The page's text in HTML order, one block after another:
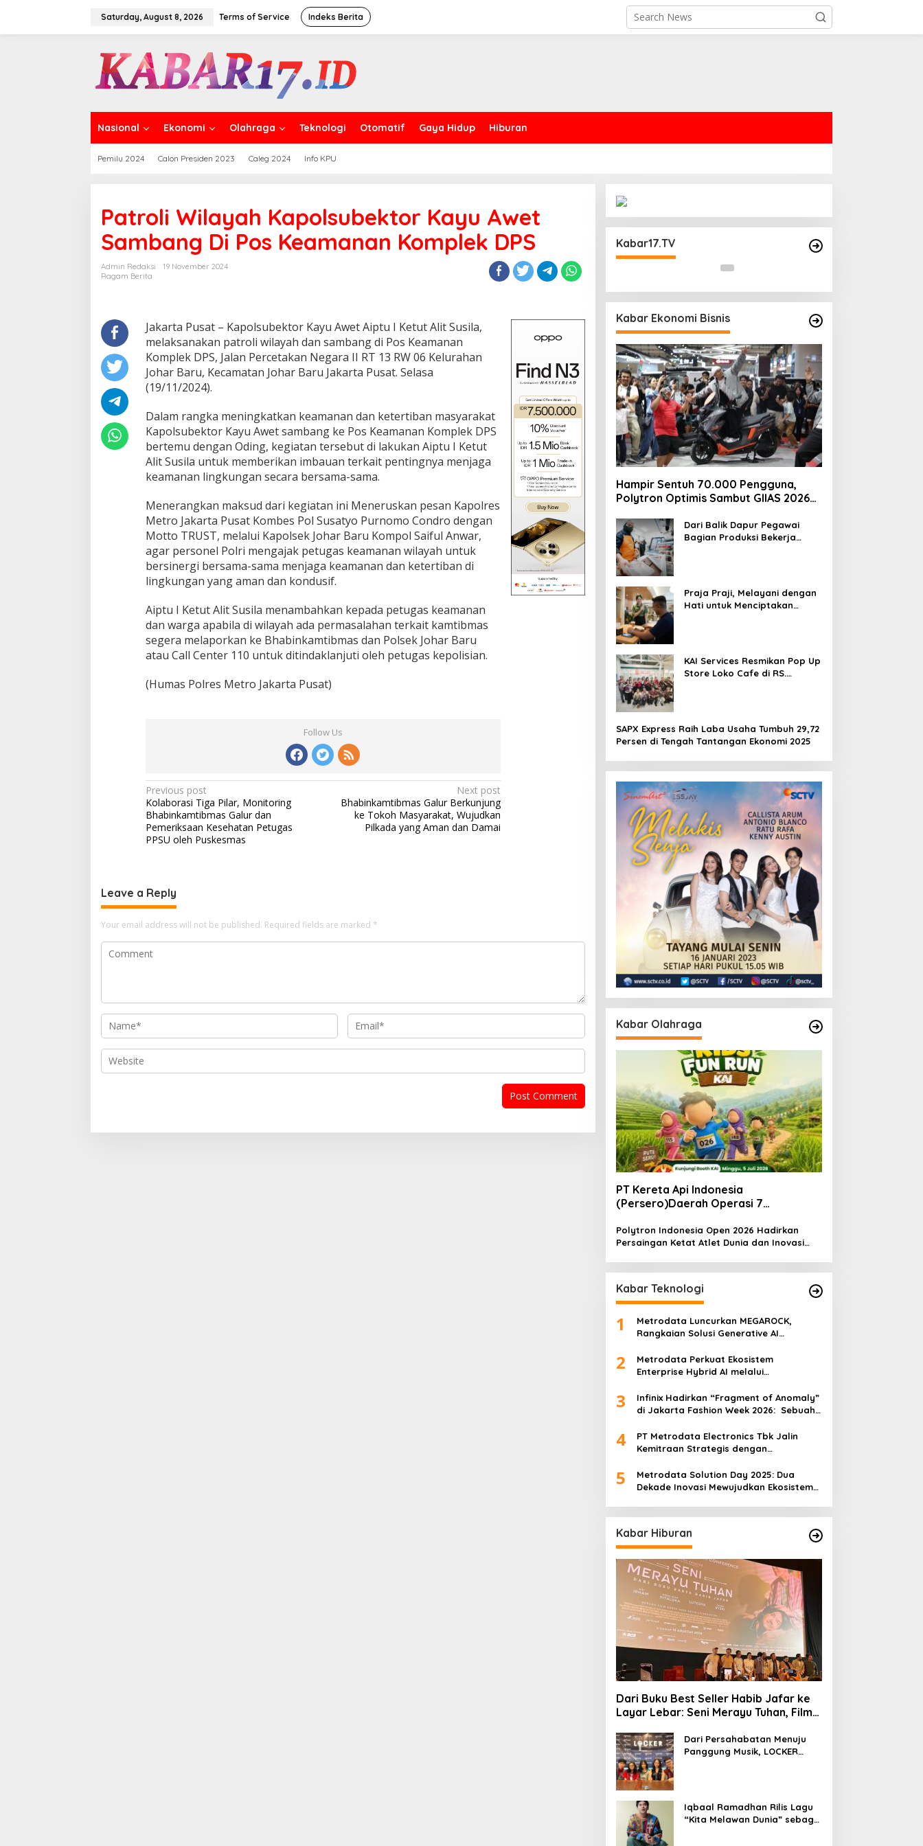
Saturday, August 8, 2026 Terms of Service Indeks Berita
Nasional Ekonomi Olahraga Teknologi Otomatif Gaya Hidup Hiburan
Pemilu 2024 Calon Presiden 2023 Caleg 2024 Info KPU
Patroli Wilayah Kapolsubektor Kayu Awet
Sambang Di Pos Keamanan Komplek DPS
Admin Redaksi
19 November 2024
Ragam Berita
Jakarta Pusat – Kapolsubektor Kayu Awet Aiptu I Ketut Alit Susila,
melaksanakan patroli wilayah dan sambang di Pos Keamanan
Komplek DPS, Jalan Percetakan Negara II RT 13 RW 06 Kelurahan
Johar Baru, Kecamatan Johar Baru Jakarta Pusat. Selasa
(19/11/2024).
Dalam rangka meningkatkan keamanan dan ketertiban masyarakat
Kapolsubektor Kayu Awet sambang ke Pos Keamanan Komplek DPS
bertemu dengan Oding, kegiatan tersebut di lakukan Aiptu I Ketut
Alit Susila untuk memberikan imbauan terkait pentingnya menjaga
keamanan lingkungan secara bersama-sama.
Menerangkan maksud dari kegiatan ini Meneruskan pesan Kapolres
Metro Jakarta Pusat Kombes Pol Susatyo Purnomo Condro dengan
Motto TRUST, melalui Kapolsek Johar Baru Kompol Saiful Anwar,
agar personel Polri mengajak petugas keamanan wilayah untuk
bersinergi bersama-sama menjaga keamanan dan ketertiban di
lingkungan yang aman dan kondusif.
Aiptu I Ketut Alit Susila menambahkan kepada petugas keamanan
dan warga apabila di wilayah ada permasalahan terkait kamtibmas
segera melaporkan ke Bhabinkamtibmas dan Polsek Johar Baru
atau Call Center 110 untuk ditindaklanjuti oleh petugas kepolisian.
(Humas Polres Metro Jakarta Pusat)
Follow Us
Post
navigation
Previous post
Kolaborasi Tiga Pilar, Monitoring
Bhabinkamtibmas Galur dan
Pemeriksaan Kesehatan Petugas
PPSU oleh Puskesmas
Next post
Bhabinkamtibmas Galur Berkunjung
ke Tokoh Masyarakat, Wujudkan
Pilkada yang Aman dan Damai
Leave a Reply
Your email address will not be published. Required fields are marked *
Kabar17.TV
Puncak HUT Ke-44 Satpam,
Kakorbinmas Baharkam Polri:
Satpam Kini Profesi
Berkompetensi
Operasi Cipta Kondisi Digelar
Mengantisipasi Kerawanan Malam
Kabar Ekonomi Bisnis
Hampir Sentuh 70.000 Pengguna,
Polytron Optimis Sambut GIIAS 2026
Mandiri hingga Rp6,5 Juta
Dari Balik Dapur Pegawai
Bagian Produksi Bekerja
Praja Praji, Melayani dengan
Hati untuk Menciptakan
KAI Services Resmikan Pop Up
Store Loko Cafe di RS.
SAPX Express Raih Laba Usaha Tumbuh 29,72
Persen di Tengah Tantangan Ekonomi 2025
Kabar Olahraga
PT Kereta Api Indonesia
(Persero)Daerah Operasi 7
Pers/KAI/DO.7/VII/02/2026Kamis, 4
Juli 2026
Polytron Indonesia Open 2026 Hadirkan
Persaingan Ketat Atlet Dunia dan Inovasi
Kabar Teknologi
1
Metrodata Luncurkan MEGAROCK,
Rangkaian Solusi Generative AI
Nasional
2
Metrodata Perkuat Ekosistem
Enterprise Hybrid AI melalui
3
Infinix Hadirkan “Fragment of Anomaly”
di Jakarta Fashion Week 2026: Sebuah
Fashion Terkemuka dan Eksperimen
Robotik ‘R.AT.S’ Lab
4
PT Metrodata Electronics Tbk Jalin
Kemitraan Strategis dengan
Transformasi Digital
5
Metrodata Solution Day 2025: Dua
Dekade Inovasi Mewujudkan Ekosistem
Kabar Hiburan
Dari Buku Best Seller Habib Jafar ke
Layar Lebar: Seni Merayu Tuhan, Film
Makna Hidup dan Jati Diri
Dari Persahabatan Menuju
Panggung Musik, LOCKER
Iqbaal Ramadhan Rilis Lagu
“Kita Melawan Dunia” sebagai